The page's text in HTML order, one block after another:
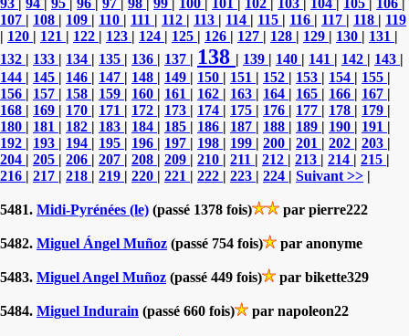
93 | 94 | 95 | 96 | 97 | 98 | 99 | 100 | 101 | 102 | 103 | 104 | 105 | 106 |
107 | 108 | 109 | 110 | 111 | 112 | 113 | 114 | 115 | 116 | 117 | 118 | 119
| 120 | 121 | 122 | 123 | 124 | 125 | 126 | 127 | 128 | 129 | 130 | 131 |
132 | 133 | 134 | 135 | 136 | 137 | 138 | 139 | 140 | 141 | 142 | 143 |
144 | 145 | 146 | 147 | 148 | 149 | 150 | 151 | 152 | 153 | 154 | 155 |
156 | 157 | 158 | 159 | 160 | 161 | 162 | 163 | 164 | 165 | 166 | 167 |
168 | 169 | 170 | 171 | 172 | 173 | 174 | 175 | 176 | 177 | 178 | 179 |
180 | 181 | 182 | 183 | 184 | 185 | 186 | 187 | 188 | 189 | 190 | 191 |
192 | 193 | 194 | 195 | 196 | 197 | 198 | 199 | 200 | 201 | 202 | 203 |
204 | 205 | 206 | 207 | 208 | 209 | 210 | 211 | 212 | 213 | 214 | 215 |
216 | 217 | 218 | 219 | 220 | 221 | 222 | 223 | 224 | Suivant >> |
5481. Midi-Pyrénées (le) (passé 1378 fois) par pierre222
5482. Miguel Ángel Muñoz (passé 754 fois) par anonyme
5483. Miguel Angel Muñoz (passé 449 fois) par bikette329
5484. Miguel Indurain (passé 660 fois) par napoleon22